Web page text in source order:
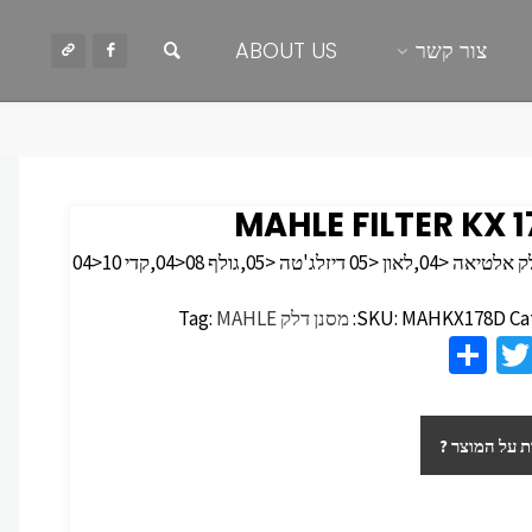
צור קשר ABOUT US
MAHLE FILTER KX
דיזלג'טה <05,גולף 08<04,קדי 10<04
SKU: MAHKX178D מסנן דלק Tag: MAHLE
T
tt
er
ar
eעל המוצר ?